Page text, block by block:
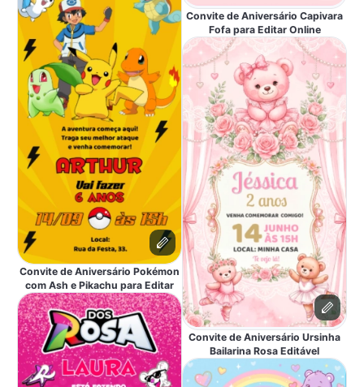
Convite de Aniversário Pokémon
com Ash e Pikachu para Editar
Convite de Aniversário Capivara
Fofa para Editar Online
Convite de Aniversário Ursinha
Bailarina Rosa Editável